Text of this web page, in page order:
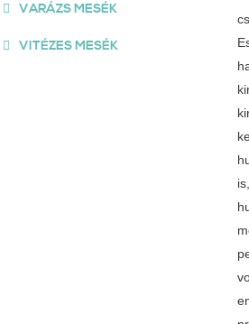
VARÁZS MESÉK
VITÉZES MESÉK